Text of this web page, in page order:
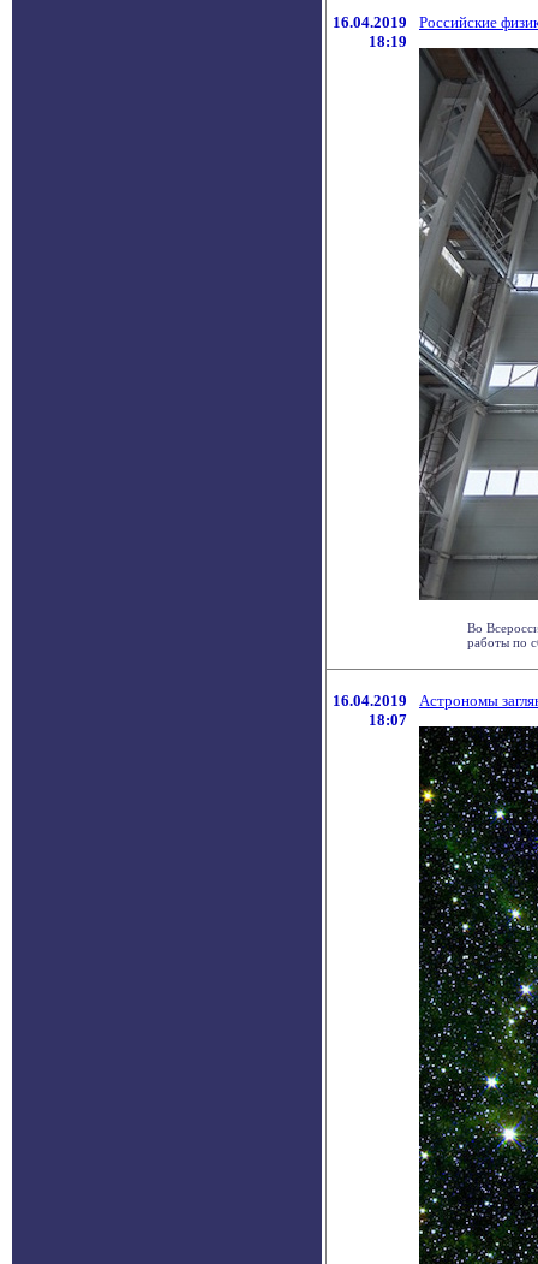
16.04.2019
18:19
Российские
Во
работы по
16.04.2019
18:07
Астрономы